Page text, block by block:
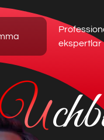
ekspertlar